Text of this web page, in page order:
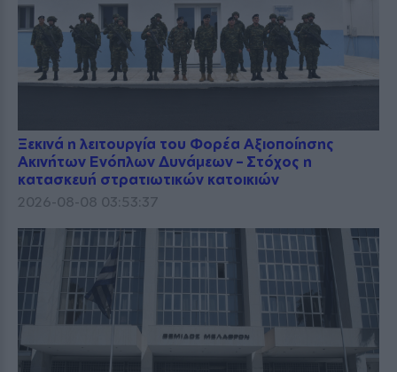
Ξεκινά η λειτουργία του Φορέα Αξιοποίησης
Ακινήτων Ενόπλων Δυνάμεων – Στόχος η
κατασκευή στρατιωτικών κατοικιών
2026-08-08 03:53:37